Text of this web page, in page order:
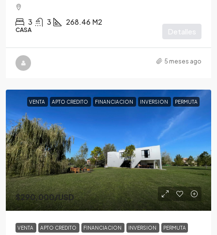
3 3 268.46 M2
CASA Detalles
5 meses ago
VENTA APTO CREDITO FINANCIACION INVERSION PERMUTA
$290,000/USD
VENTA APTO CREDITO FINANCIACION INVERSION PERMUTA